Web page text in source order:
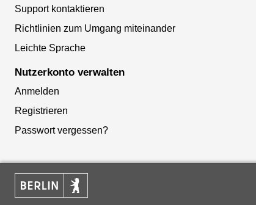
Support kontaktieren
Richtlinien zum Umgang miteinander
Leichte Sprache
Nutzerkonto verwalten
Anmelden
Registrieren
Passwort vergessen?